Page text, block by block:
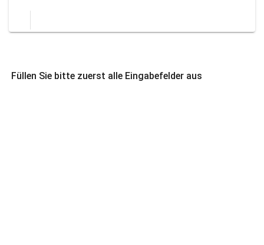
Füllen Sie bitte zuerst alle Eingabefelder aus